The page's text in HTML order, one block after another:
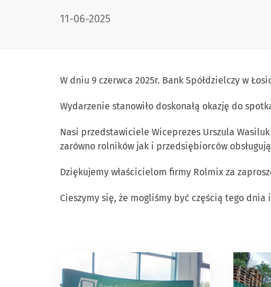
DATA PUBLIKACJI:
11-06-2025
W dniu 9 czerwca 2025r. Bank Spółdzielczy w
Wydarzenie stanowiło doskonałą okazję do
Nasi przedstawiciele Wiceprezes Urszula
zarówno rolników jak i przedsiębiorców
Dziękujemy właścicielom firmy Rolmix za
Cieszymy się, że mogliśmy być częścią tego